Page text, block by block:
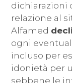
dichiarazioni
relazione al
Alfamed
ogni
incluso per
idonietà per
sebbene le